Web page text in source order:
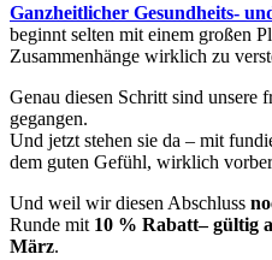
Ganzheitlicher Gesundheits-
beginnt selten mit einem großen
Zusammenhänge wirklich zu
Genau diesen Schritt sind unsere
gegangen.
Und jetzt stehen sie da – mit
dem guten Gefühl, wirklich
Und weil wir diesen Abschluss
Runde mit 10 % Rabatt– gültig
März.